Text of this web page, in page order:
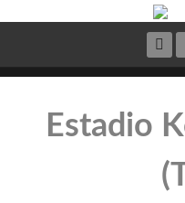
Estadio